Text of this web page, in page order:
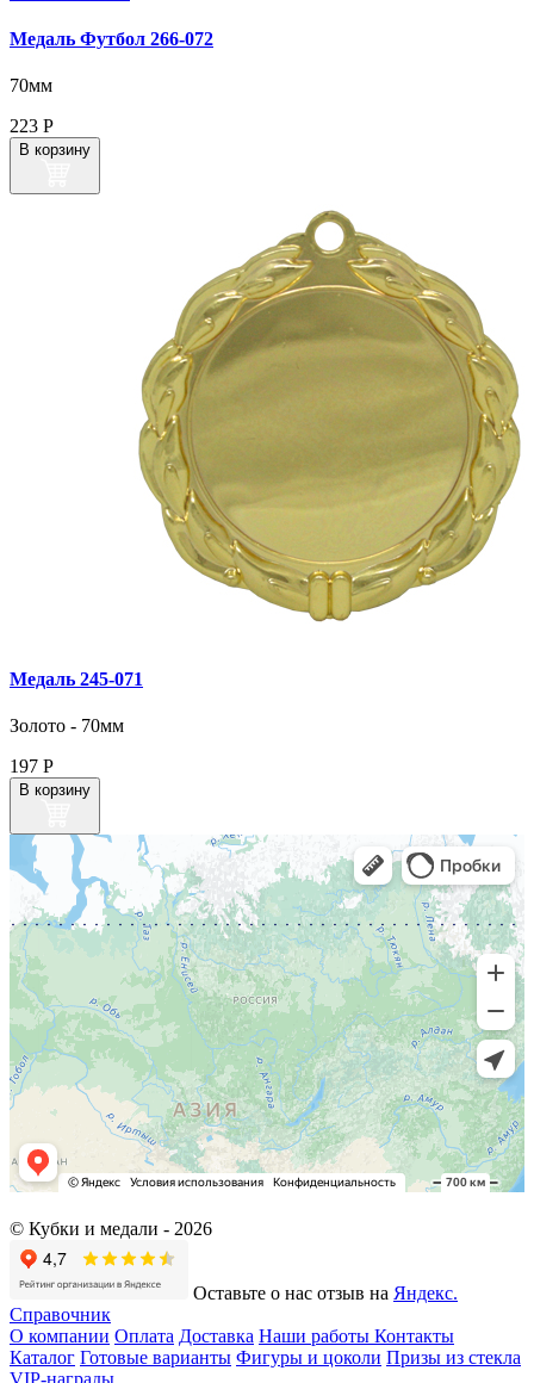
Медаль Футбол 266-072
70мм
223 Р
В корзину
Медаль 245‑071
Золото - 70мм
197 Р
В корзину
© Кубки и медали - 2026
Оставьте о нас отзыв на Яндекс.
Справочник
О компании Оплата Доставка Наши работы Контакты
Каталог Готовые варианты Фигуры и цоколи Призы из стекла
VIP-награды